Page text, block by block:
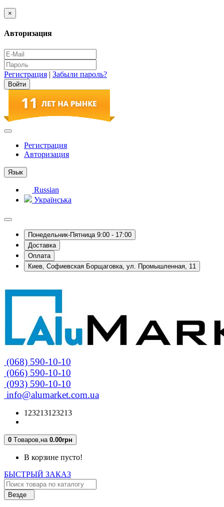
×
Авторизация
Регистрация | Забыли пароль?
Регистрация
Авторизация
Язык
Russian
Українська
Понедельник-Пятница 9:00 - 17:00
Доставка
Оплата
Киев, Софиевская Борщаговка, ул. Промышленная, 11
(068) 590-10-10
(066) 590-10-10
(093) 590-10-10
info@alumarket.com.ua
123213123213
0 Tоваров, на 0.00грн
В корзине пусто!
БЫСТРЫЙ ЗАКАЗ
Везде